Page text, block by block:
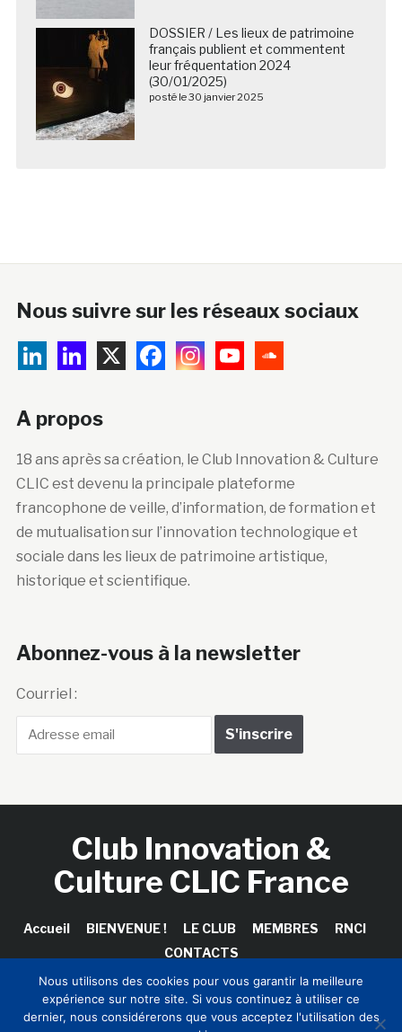
DOSSIER / Les lieux de patrimoine
français publient et commentent
leur fréquentation 2024
(30/01/2025)
posté le 30 janvier 2025
Nous suivre sur les réseaux sociaux
A propos
18 ans après sa création, le Club Innovation & Culture
CLIC est devenu la principale plateforme
francophone de veille, d’information, de formation et
de mutualisation sur l’innovation technologique et
sociale dans les lieux de patrimoine artistique,
historique et scientifique.
Abonnez-vous à la newsletter
Courriel :
Club Innovation &
Culture CLIC France
Accueil BIENVENUE ! LE CLUB MEMBRES
RNCI
CONTACTS
Nous utilisons des cookies pour vous garantir la meilleure
expérience sur notre site. Si vous continuez à utiliser ce
dernier, nous considérerons que vous acceptez l'utilisation des